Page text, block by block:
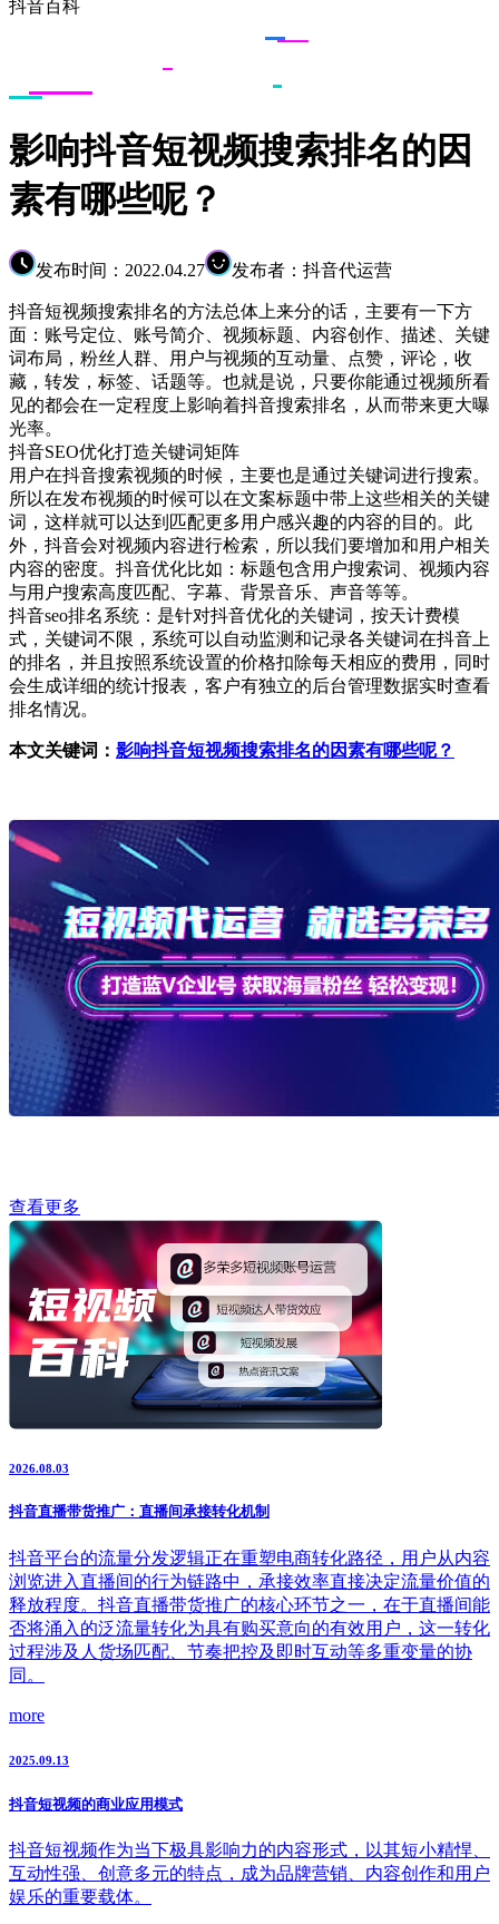
抖音百科
影响抖音短视频搜索排名的因
素有哪些呢？
发布时间：2022.04.27 发布者：抖音代运营
抖音短视频搜索排名的方法总体上来分的话，主要有一下方
面：账号定位、账号简介、视频标题、内容创作、描述、关键
词布局，粉丝人群、用户与视频的互动量、点赞，评论，收
藏，转发，标签、话题等。也就是说，只要你能通过视频所看
见的都会在一定程度上影响着抖音搜索排名，从而带来更大曝
光率。
抖音SEO优化打造关键词矩阵
用户在抖音搜索视频的时候，主要也是通过关键词进行搜索。
所以在发布视频的时候可以在文案标题中带上这些相关的关键
词，这样就可以达到匹配更多用户感兴趣的内容的目的。此
外，抖音会对视频内容进行检索，所以我们要增加和用户相关
内容的密度。抖音优化比如：标题包含用户搜索词、视频内容
与用户搜索高度匹配、字幕、背景音乐、声音等等。
抖音seo排名系统：是针对抖音优化的关键词，按天计费模
式，关键词不限，系统可以自动监测和记录各关键词在抖音上
的排名，并且按照系统设置的价格扣除每天相应的费用，同时
会生成详细的统计报表，客户有独立的后台管理数据实时查看
排名情况。
本文关键词： 影响抖音短视频搜索排名的因素有哪些呢？
查看更多
2026.08.03
抖音直播带货推广：直播间承接转化机制
抖音平台的流量分发逻辑正在重塑电商转化路径，用户从内容
浏览进入直播间的行为链路中，承接效率直接决定流量价值的
释放程度。抖音直播带货推广的核心环节之一，在于直播间能
否将涌入的泛流量转化为具有购买意向的有效用户，这一转化
过程涉及人货场匹配、节奏把控及即时互动等多重变量的协
同。
more
2025.09.13
抖音短视频的商业应用模式
抖音短视频作为当下极具影响力的内容形式，以其短小精悍、
互动性强、创意多元的特点，成为品牌营销、内容创作和用户
娱乐的重要载体。